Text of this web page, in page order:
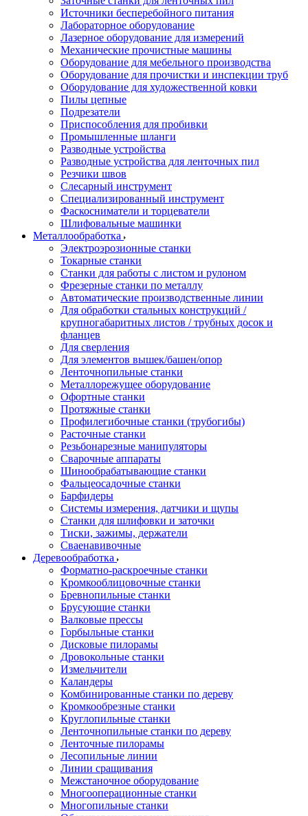
Источники бесперебойного питания
Лабораторное оборудование
Лазерное оборудование для измерений
Механические прочистные машины
Оборудование для мебельного производства
Оборудование для прочистки и инспекции труб
Оборудование для художественной ковки
Пилы цепные
Подрезатели
Приспособления для пробивки
Промышленные шланги
Разводные устройства
Разводные устройства для ленточных пил
Резчики швов
Слесарный инструмент
Специализированный инструмент
Фаскосниматели и торцеватели
Шлифовальные машинки
Металлообработка
Электроэрозионные станки
Токарные станки
Станки для работы с листом и рулоном
Фрезерные станки по металлу
Автоматические производственные линии
Для обработки стальных конструкций /
крупногабаритных листов / трубных досок и
фланцев
Для сверления
Для элементов вышек/башен/опор
Ленточнопильные станки
Металлорежущее оборудование
Офортные станки
Протяжные станки
Профилегибочные станки (трубогибы)
Расточные станки
Резьбонарезные манипуляторы
Сварочные аппараты
Шинообрабатывающие станки
Фальцеосадочные станки
Барфидеры
Системы измерения, датчики и щупы
Станки для шлифовки и заточки
Тиски, зажимы, держатели
Cваенавивочные
Деревообработка
Форматно-раскроечные станки
Кромкооблицовочные станки
Бревнопильные станки
Брусующие станки
Валковые прессы
Горбыльные станки
Дисковые пилорамы
Дровокольные станки
Измельчители
Каландеры
Комбинированные станки по дереву
Кромкообрезные станки
Круглопильные станки
Ленточнопильные станки по дереву
Ленточные пилорамы
Лесопильные линии
Линии сращивания
Межстаночное оборудование
Многооперационные станки
Многопильные станки